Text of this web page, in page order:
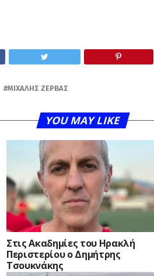
ΜΙΧΆΛΗΣ ΖΈΡΒΑΣ
YOU MAY LIKE
Στις Ακαδημίες του Ηρακλή
Περιστερίου ο Δημήτρης
Τσουκνάκης